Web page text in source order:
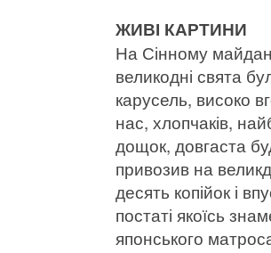
ЖИВІ КАРТИНИ
На Сінному
великодні свята
карусель, високо
нас, хлопчаків,
дощок, довгаста
привозив на
десять копійок і
постаті якоїсь
японського